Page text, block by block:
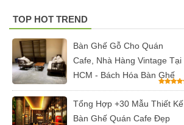
TOP HOT TREND
Bàn Ghế Gỗ Cho Quán
Cafe, Nhà Hàng Vintage Tại
HCM - Bách Hóa Bàn Ghế
Tổng Hợp +30 Mẫu Thiết Kế
Bàn Ghế Quán Cafe Đẹp